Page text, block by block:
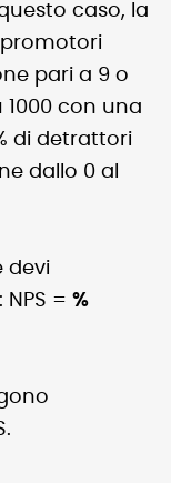
caso, la
promotori
pari a 9 o
1000 con una
di detrattori
dallo 0 al
devi
= %